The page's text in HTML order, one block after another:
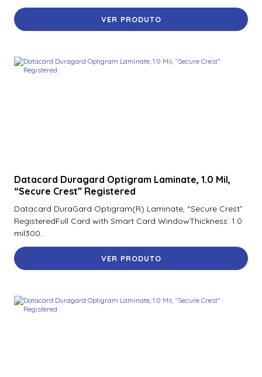
VER PRODUTO
Datacard Duragard Optigram Laminate, 1.0 Mil,
“Secure Crest” Registered
Datacard DuraGard Optigram(R) Laminate, “Secure Crest”
RegisteredFull Card with Smart Card WindowThickness: 1.0
mil300...
VER PRODUTO